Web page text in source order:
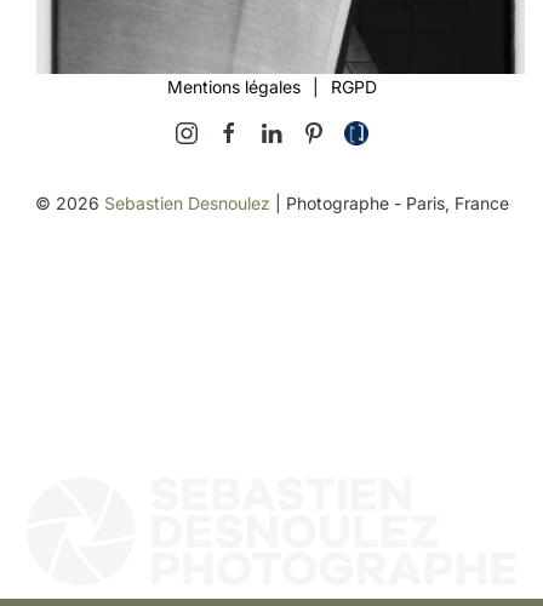
Mentions légales RGPD
© 2026 Sebastien Desnoulez | Photographe - Paris, France